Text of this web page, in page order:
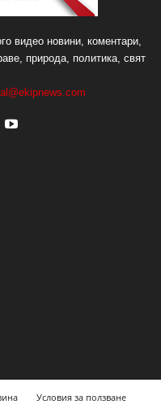
видео новини, коментари,
природа, политика, свят
Условия за ползване